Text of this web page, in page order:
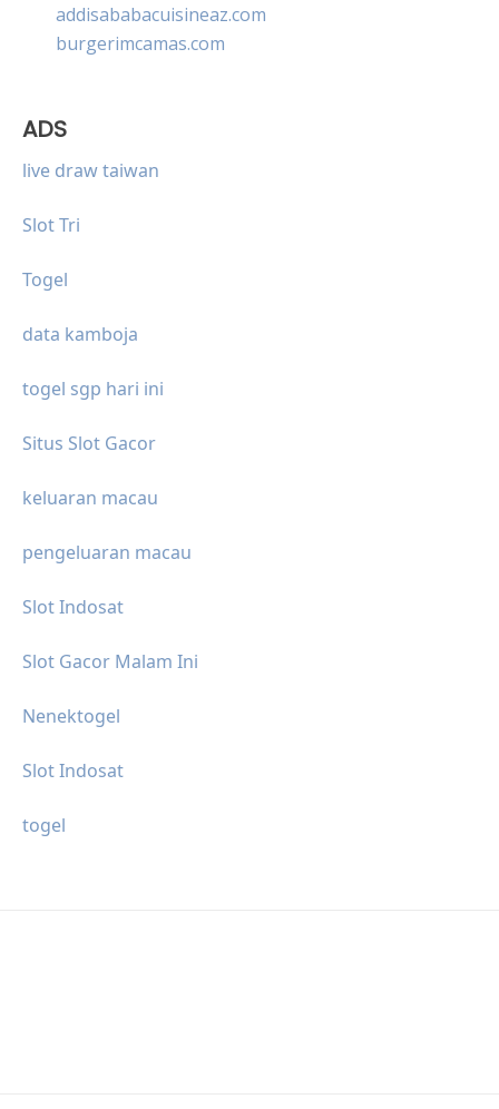
addisababacuisineaz.com
burgerimcamas.com
ADS
live draw taiwan
Slot Tri
Togel
data kamboja
togel sgp hari ini
Situs Slot Gacor
keluaran macau
pengeluaran macau
Slot Indosat
Slot Gacor Malam Ini
Nenektogel
Slot Indosat
togel